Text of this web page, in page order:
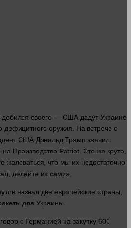
добился своего — США дадут Украине
дефицитного оружия. На встрече с
США Дональд Трамп заявил:
на Производство Patriot. Это же круто,
жаловаться, что мы их недостаточно
, делайте их сами».
назвал две европейские страны
для Украины.
с Германией на закупку 600